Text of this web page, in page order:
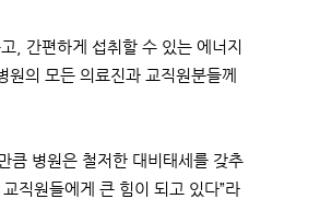
, 간편하게 섭취할 수 있는 에너지
의 모든 의료진과 교직원분들께
큼 병원은 철저한 대비태세를 갖추
직원들에게 큰 힘이 되고 있다”라